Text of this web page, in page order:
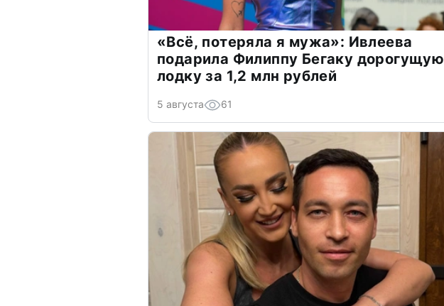
«Всё, потеряла я мужа»: Ивлеева
подарила Филиппу Бегаку дорогущую
лодку за 1,2 млн рублей
5 августа 61